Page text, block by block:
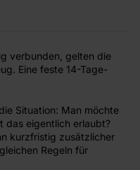
verbunden, gelten die
Eine feste 14-Tage-
Situation: Man möchte
das eigentlich erlaubt?
kurzfristig zusätzlicher
Regeln für